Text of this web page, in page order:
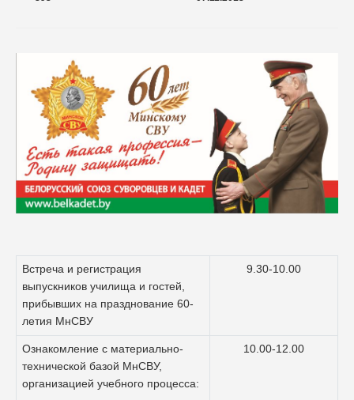
Встреча и регистрация
выпускников училища и гостей,
прибывших на празднование 60-
летия МнСВУ
9.30-10.00
Ознакомление с материально-
технической базой МнСВУ,
организацией учебного процесса:
10.00-12.00